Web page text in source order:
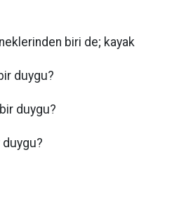
biri de; kayak
duygu?
duygu?
duygu?